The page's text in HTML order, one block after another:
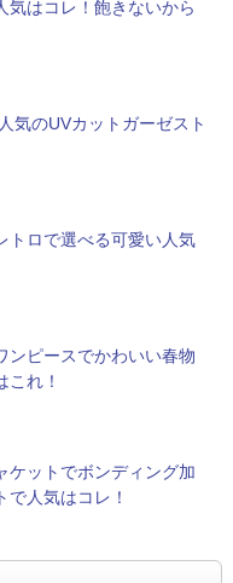
気はコレ！飽きないから
気のUVカットガーゼスト
トロで選べる可愛い人気
ンピースでかわいい春物
これ！
ケットでボンディング加
で人気はコレ！